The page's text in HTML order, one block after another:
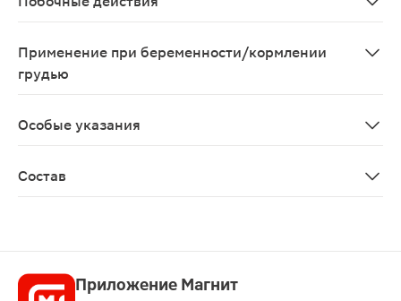
Применение при беременности/кормлении
грудью
Особые указания
Состав
Приложение Магнит